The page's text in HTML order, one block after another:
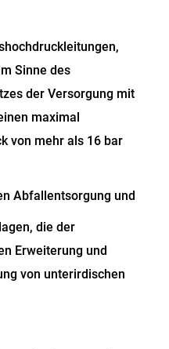
Sinne des
der Versorgung mit
maximal
von mehr als 16 bar
Abfallentsorgung und
die der
Erweiterung und
von unterirdischen